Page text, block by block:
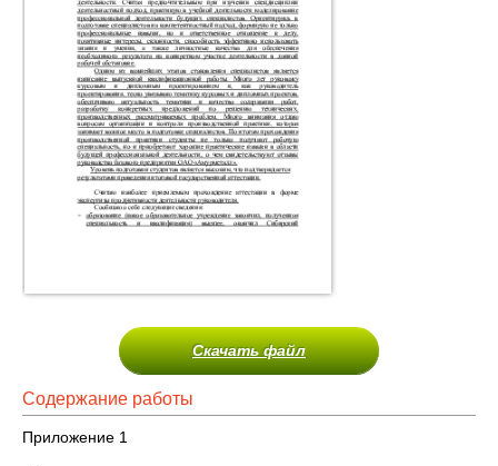
Скачать файл
Содержание работы
Приложение 1